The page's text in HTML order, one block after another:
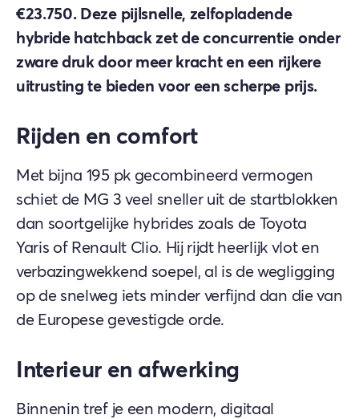
€23.750. Deze pijlsnelle, zelfopladende
hybride hatchback zet de concurrentie onder
zware druk door meer kracht en een rijkere
uitrusting te bieden voor een scherpe prijs.
Rijden en comfort
Met bijna 195 pk gecombineerd vermogen
schiet de MG 3 veel sneller uit de startblokken
dan soortgelijke hybrides zoals de Toyota
Yaris of Renault Clio. Hij rijdt heerlijk vlot en
verbazingwekkend soepel, al is de wegligging
op de snelweg iets minder verfijnd dan die van
de Europese gevestigde orde.
Interieur en afwerking
Binnenin tref je een modern, digitaal